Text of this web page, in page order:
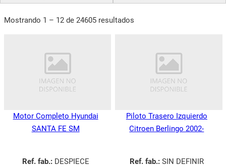
Mostrando 1 – 12 de 24605 resultados
Motor Completo Hyundai
SANTA FE SM
Ref. fab.:DESPIECE
Piloto Trasero Izquierdo
Citroen Berlingo 2002-
Ref. fab.:SIN DEFINIR